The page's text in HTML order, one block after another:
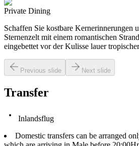
Private Dining
Schaffen Sie kostbare Kernerinnerungen
Sternenzelt mit einem romantischen
eingebettet vor der Kulisse lauer
Previous slide Next slide
Transfer
Inlandsflug
Domestic transfers can be arranged